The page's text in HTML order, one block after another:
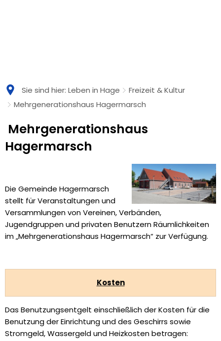
Sie sind hier: Leben in Hage
Freizeit & Kultur
Mehrgenerationshaus Hagermarsch
Mehrgenerationshaus
Hagermarsch
Die Gemeinde Hagermarsch
stellt für Veranstaltungen und
Versammlungen von Vereinen, Verbänden,
Jugendgruppen und privaten Benutzern Räumlichkeiten
im „Mehrgenerationshaus Hagermarsch“ zur Verfügung.
Kosten
Das Benutzungsentgelt einschließlich der Kosten für die
Benutzung der Einrichtung und des Geschirrs sowie
Stromgeld, Wassergeld und Heizkosten betragen: